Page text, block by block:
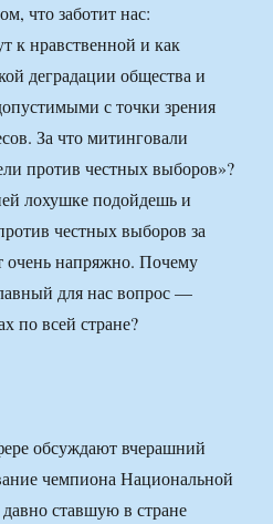
что заботит нас:
к нравственной и как
деградации общества и
с точки зрения
За что митинговали
против честных выборов»?
лохушке подойдешь и
честных выборов за
очень напряжно. Почему
для нас вопрос —
по всей стране?
обсуждают вчерашний
чемпиона Национальной
ставшую в стране